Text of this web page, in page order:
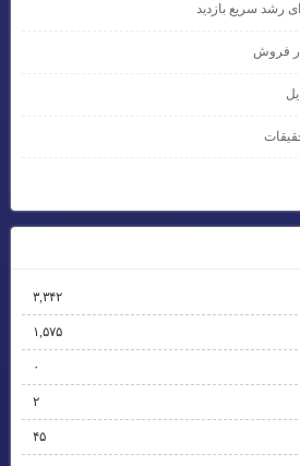
رشد سریع بازدید
فروش
۳,۳۴۲
۱,۵۷۵
۰
۲
۴۵